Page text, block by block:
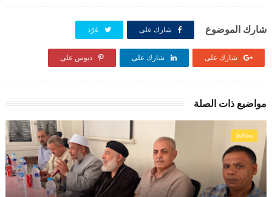
شارك الموضوع شارك على غرّد
شارك على شارك على دبوس على
مواضيع ذات الصلة
محافظ